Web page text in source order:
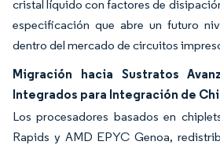
cristal líquido con factores de
especificación que abre un futuro
dentro del mercado de circuitos
Migración hacia Sustratos
Integrados para Integración de
Los procesadores basados en
Rapids y AMD EPYC Genoa,